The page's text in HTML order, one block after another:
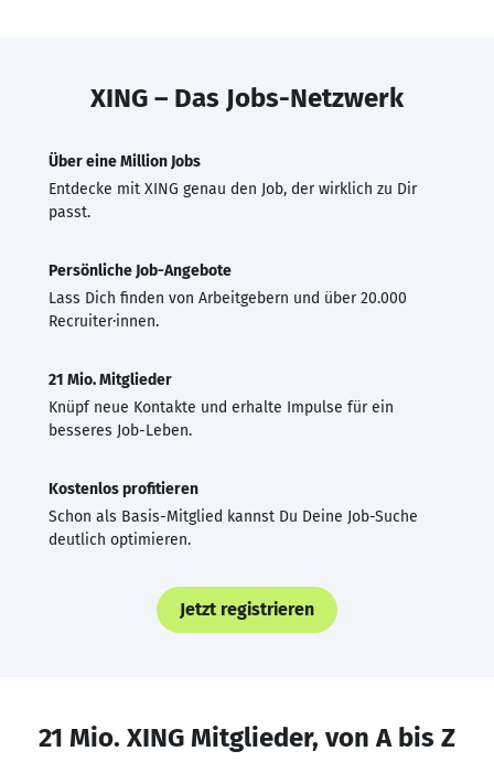
XING – Das Jobs-Netzwerk
Über eine Million Jobs
Entdecke mit XING genau den Job, der wirklich zu Dir
passt.
Persönliche Job-Angebote
Lass Dich finden von Arbeitgebern und über 20.000
Recruiter·innen.
21 Mio. Mitglieder
Knüpf neue Kontakte und erhalte Impulse für ein
besseres Job-Leben.
Kostenlos profitieren
Schon als Basis-Mitglied kannst Du Deine Job-Suche
deutlich optimieren.
Jetzt registrieren
21 Mio. XING Mitglieder, von A bis Z